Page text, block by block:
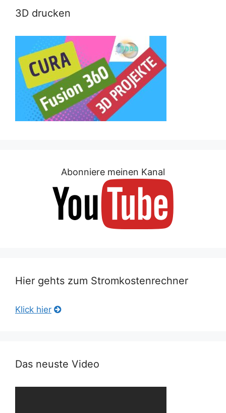
3D drucken
Abonniere meinen Kanal
Hier gehts zum Stromkostenrechner
Klick hier
Das neuste Video